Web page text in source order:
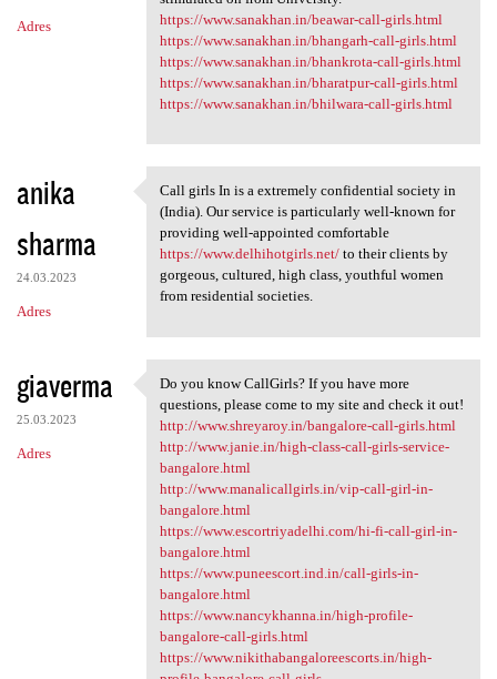
Adres
https://www.sanakhan.in/beawar-call-girls.html
https://www.sanakhan.in/bhangarh-call-girls.html
https://www.sanakhan.in/bhankrota-call-girls.html
https://www.sanakhan.in/bharatpur-call-girls.html
https://www.sanakhan.in/bhilwara-call-girls.html
anika
sharma
24.03.2023
Adres
Call girls In is a extremely
Call girls In is a extremely confidential society in
(India). Our service is particularly well-known for
providing well-appointed comfortable
https://www.delhihotgirls.net/to their clients by
gorgeous, cultured, high class, youthful women
from residential societies.
giaverma
25.03.2023
Adres
Do you know CallGirls? If you
Do you know CallGirls? If you have more
questions, please come to my site and check it out!
http://www.shreyaroy.in/bangalore-call-girls.html
http://www.janie.in/high-class-call-girls-service-
bangalore.html
http://www.manalicallgirls.in/vip-call-girl-in-
bangalore.html
https://www.escortriyadelhi.com/hi-fi-call-girl-in-
bangalore.html
https://www.puneescort.ind.in/call-girls-in-
bangalore.html
https://www.nancykhanna.in/high-profile-
bangalore-call-girls.html
https://www.nikithabangaloreescorts.in/high-